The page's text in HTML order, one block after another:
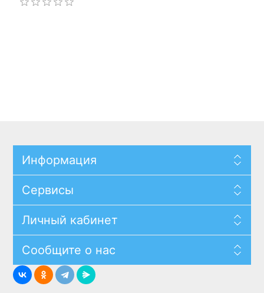
Информация
Сервисы
Личный кабинет
Сообщите о нас